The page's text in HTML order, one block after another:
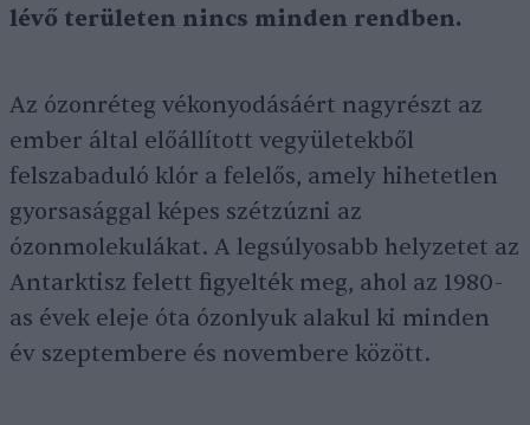
lévő területen nincs minden rendben.
Az ózonréteg vékonyodásáért nagyrészt az
ember által előállított vegyületekből
felszabaduló klór a felelős, amely hihetetlen
gyorsasággal képes szétzúzni az
ózonmolekulákat. A legsúlyosabb helyzetet az
Antarktisz felett figyelték meg, ahol az 1980-
as évek eleje óta ózonlyuk alakul ki minden
év szeptembere és novembere között.